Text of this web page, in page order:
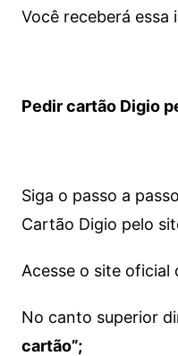
Você receberá
Pedir cartão Digio
Siga o passo a
Cartão Digio pelo
Acesse o site oficial
No canto superior
cartão”;